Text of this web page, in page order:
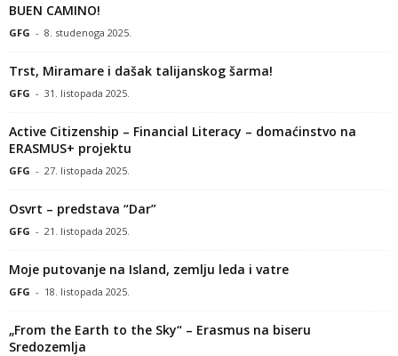
BUEN CAMINO!
GFG - 8. studenoga 2025.
Trst, Miramare i dašak talijanskog šarma!
GFG - 31. listopada 2025.
Active Citizenship – Financial Literacy – domaćinstvo na
ERASMUS+ projektu
GFG - 27. listopada 2025.
Osvrt – predstava “Dar”
GFG - 21. listopada 2025.
Moje putovanje na Island, zemlju leda i vatre
GFG - 18. listopada 2025.
„From the Earth to the Sky“ – Erasmus na biseru
Sredozemlja